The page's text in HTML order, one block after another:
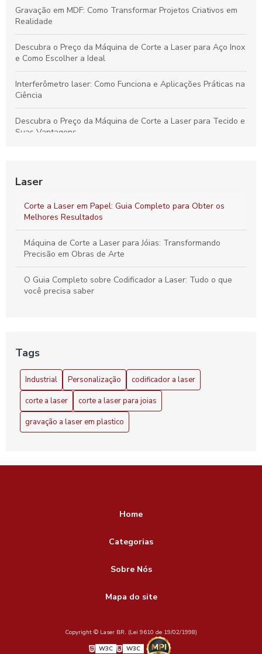
Gravação em MDF: Como Transformar Projetos Criativos em
Realidade
Descubra o Preço da Máquina de Corte a Laser para Aço Inox
e Como Escolher a Ideal
Interferômetro laser: Como Funciona e Aplicações Práticas na
Ciência
Descubra o Preço da Máquina de Corte a Laser para Tecido e
Suas Vantagens
criatividade em realidade
Descubra o Preço do Alinhador de Polias a Laser e
Vantagens
Laser
Corte a Laser em Papel: Guia Completo para Obter os
Melhores Resultados
Máquina de Corte a Laser para Jóias: Transformando
Precisão em Obras de Arte
O Guia Completo sobre Codificador a Laser: Tudo o que
você precisa saber
Tags
Industrial Personalização
codificador a laser
corte a laser
corte a laser para joias
gravação a laser em plastico
Home
Categorias
Sobre Nós
Mapa do site
Copyright © Laser BR. (Lei 9610 de 19/02/1998)
W3C
W3C